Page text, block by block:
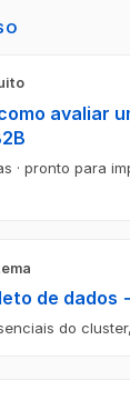
avaliar
· pronto para
de dados
do